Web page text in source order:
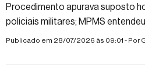
Procedimento apurava suposto
policiais militares; MPMS
investigado por Inquérito Policial
Publicado em 28/07/2026 às 09:01 - Por